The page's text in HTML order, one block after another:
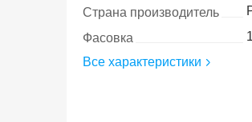
Страна производитель
Фасовка
Все характеристики